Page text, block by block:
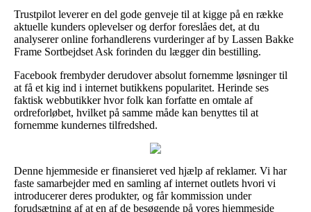
Trustpilot leverer en del gode genveje til at kigge på en række
aktuelle kunders oplevelser og derfor foreslåes det, at du
analyserer online forhandlerens vurderinger af by Lassen Bakke
Frame Sortbejdset Ask forinden du lægger din bestilling.
Facebook frembyder derudover absolut fornemme løsninger til
at få et kig ind i internet butikkens popularitet. Herinde ses
faktisk webbutikker hvor folk kan forfatte en omtale af
ordreforløbet, hvilket på samme måde kan benyttes til at
fornemme kundernes tilfredshed.
Denne hjemmeside er finansieret ved hjælp af reklamer. Vi har
faste samarbejder med en samling af internet outlets hvori vi
introducerer deres produkter, og får kommission under
forudsætning af at en af de besøgende på vores hjemmeside